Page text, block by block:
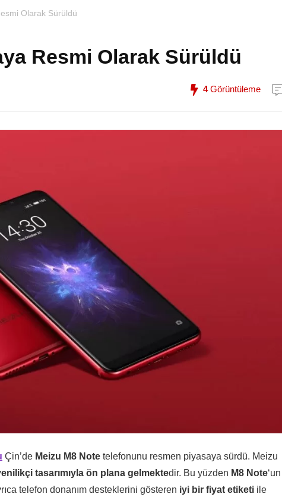
Olarak Sürüldü
Resmi Olarak Sürüldü
4Görüntüleme
Çin’de Meizu M8 Note telefonunu resmen piyasaya sürdü. Meizu
tasarımıyla ön plana gelmektedir. Bu yüzden M8 Note‘un
telefon donanım desteklerini gösteren iyi bir fiyat etiketi ile